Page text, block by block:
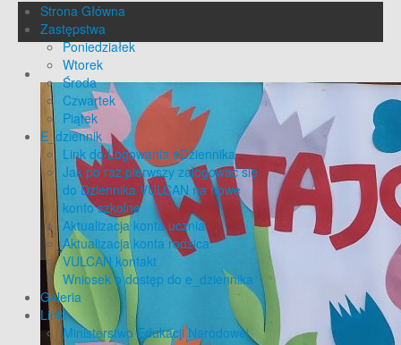
Strona Główna
Zastępstwa
Poniedziałek
Wtorek
Środa
Czwartek
Piątek
E_dziennik
Link do Logowania eDziennika
Jak po raz pierwszy zalogować się
do Dziennika VULCAN na nowe
konto szkolne
Aktualizacja konta ucznia
Aktualizacja konta rodzica
VULCAN kontakt
Wniosek o dostęp do e_dziennika
Galeria
Linki
Ministerstwo Edukacji Narodowej